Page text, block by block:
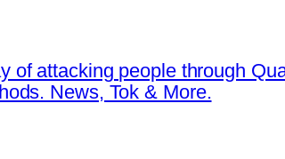
of attacking people through
News, Tok & More.